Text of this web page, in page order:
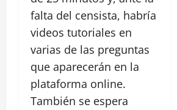
falta del censista, habría
videos tutoriales en
varias de las preguntas
que aparecerán en la
plataforma online.
También se espera